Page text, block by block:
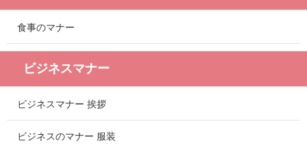
食事のマナー
ビジネスマナー
ビジネスマナー 挨拶
ビジネスのマナー 服装